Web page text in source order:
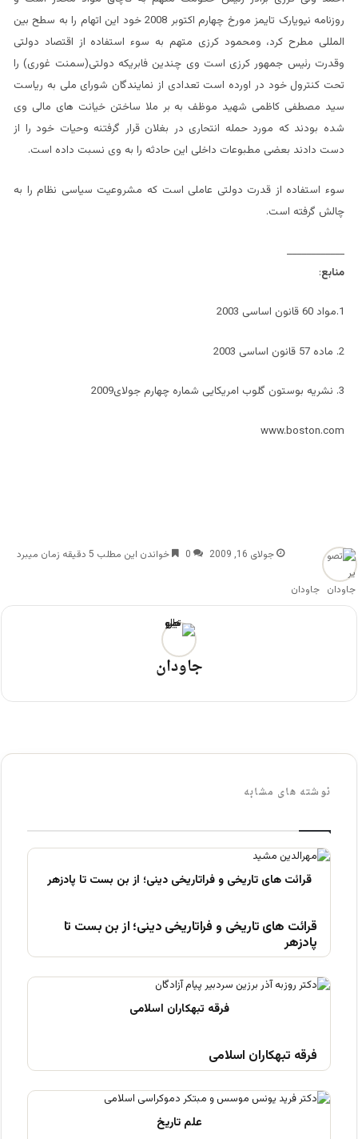
روزنامه نیویارک تایمز مورخ چهارم اکتوبر 2008 خود این اتهام را به سطح بین
المللی مطرح کرد، ومحمود کرزی متهم به سوء استفاده از اقتصاد دولتی
وقدرت رئیس جمهور کرزی است وی چندین فابریکه دولتی(سمنت غوری) را
تحت کنترول خود در اورده است تعدادی از نمایندگان شورای ملی به ریاست
سید مصطفی کاظمی شهید موظف به بر ملا ساختن خیانت های مالی وی
شده بودند که مورد حمله انتحاری در بغلان قرار گرفتنه وحیات خود را از
دست دادند بعضی مطبوعات داخلی این حادثه را به وی نسبت داده است.
سوء استفاده از قدرت دولتی عاملی است که مشروعیت سیاسی نظام را به
چالش گرفته است.
____________
منابع:
1.مواد 60 قانون اساسی 2003
2. ماده 57 قانون اساسی 2003
3. نشریه بوستون گلوب امریکایی شماره چهارم جولای2009
www.boston.com
جاودان
جولای 16, 2009 0 خواندن این مطلب 5 دقیقه زمان میبرد
جاودان
نوشته های مشابه
قرائت های تاریخی و فراتاریخی دینی؛ از بن بست تا
پادزهر
فرقه تبهکاران اسلامی